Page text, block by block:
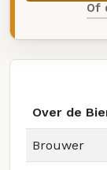
Of
Over de
Brouwer